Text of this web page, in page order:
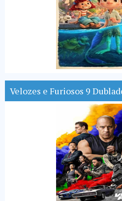
Velozes e Furiosos 9